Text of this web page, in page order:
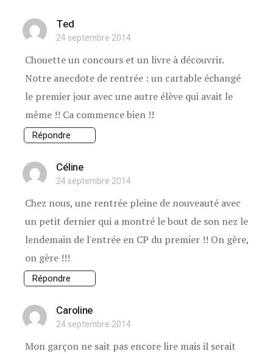
Ted
24 septembre 2014
Chouette un concours et un livre à découvrir.
Notre anecdote de rentrée : un cartable échangé
le premier jour avec une autre élève qui avait le
même !! Ca commence bien !!
Répondre
Céline
24 septembre 2014
Chez nous, une rentrée pleine de nouveauté avec
un petit dernier qui a montré le bout de son nez le
lendemain de l'entrée en CP du premier !! On gère,
on gère !!!
Répondre
Caroline
24 septembre 2014
Mon garçon ne sait pas encore lire mais il serait